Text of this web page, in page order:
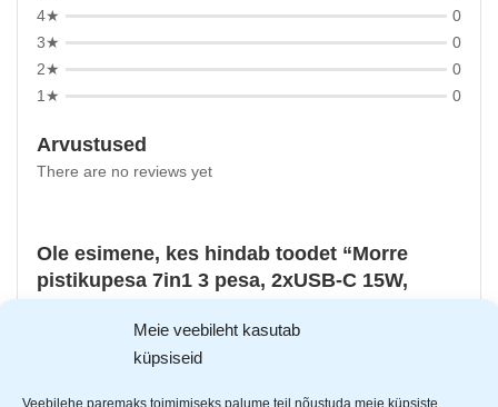
Meie veebileht kasutab
küpsiseid
Veebilehe paremaks toimimiseks palume teil nõustuda meie küpsiste
4★
0
3★
0
2★
0
1★
0
Arvustused
There are no reviews yet
Ole esimene, kes hindab toodet “Morre
pistikupesa 7in1 3 pesa, 2xUSB-C 15W,
Sinu e-postiaadressi ei avaldata. Nõutavad väljad on
-ga